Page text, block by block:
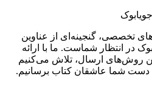
تخصصی، گنجینه‌ای از عناوین
در انتظار شماست. ما با ارائه
روش‌های ارسال، تلاش می‌کنیم
دست شما عاشقان کتاب برسانیم.